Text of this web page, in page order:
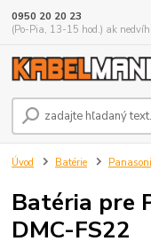
0950 20 20 23
(Po-Pia, 13-15 hod.) ak
Úvod Batérie
Batéria pre
DMC-FS22